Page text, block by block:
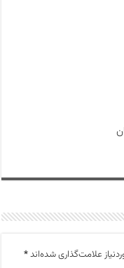
علامت‌گذاری شده‌اند*